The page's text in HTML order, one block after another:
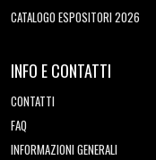
CATALOGO ESPOSITORI 2026
INFO E CONTATTI
CONTATTI
FAQ
INFORMAZIONI GENERALI